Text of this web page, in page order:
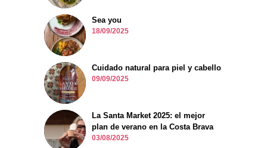
Sea you
18/09/2025
Cuidado natural para piel y cabello
09/09/2025
La Santa Market 2025: el mejor
plan de verano en la Costa Brava
03/08/2025